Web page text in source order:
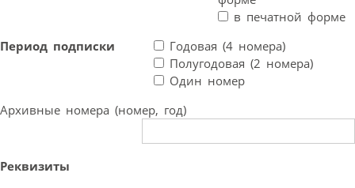
в печатной форме
Период подписки
Годовая (4 номера)
Полугодовая (2 номера)
Один номер
Архивные номера (номер, год)
Реквизиты